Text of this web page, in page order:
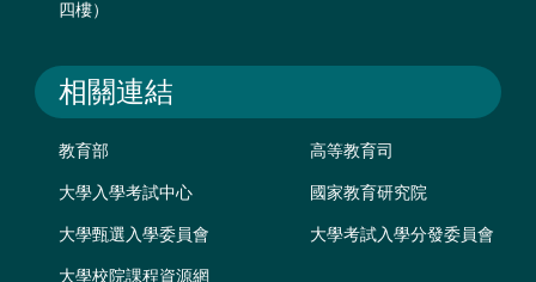
四樓）
相關連結
教育部 高等教育司
大學入學考試中心 國家教育研究院
大學甄選入學委員會 大學考試入學分發委員會
大學校院課程資源網